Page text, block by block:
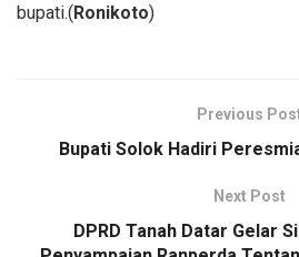
bupati.(Ronikoto)
Previous
Bupati Solok Hadiri
Next Post
DPRD Tanah Datar Gelar